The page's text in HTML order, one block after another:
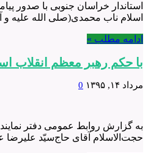
استاندار خراسان جنوبی با صدور
اسلام ناب محمدی(صلی الله علیه
ادامه مطلب »
با حکم رهبر معظم انقلاب
مرداد ۱۴, ۱۳۹۵ 0
به گزارش روابط عمومی دفتر
حجت‌الاسلام آقای حاج‌سیّد علیرضا